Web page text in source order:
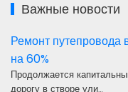
Важные новости
Ремонт
на 60%
Продолжается
дорогу в створе ули…